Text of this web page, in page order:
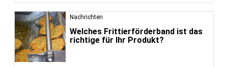
Nachrichten
Welches Frittierförderband ist das
richtige für Ihr Produkt?